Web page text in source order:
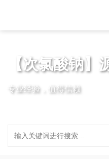
【次氯酸钠】
专业经验，值得信赖